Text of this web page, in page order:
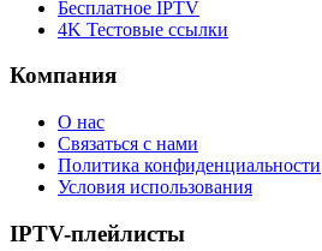
Бесплатное IPTV
4K Тестовые ссылки
Компания
О нас
Связаться с нами
Политика конфиденциальности
Условия использования
IPTV-плейлисты